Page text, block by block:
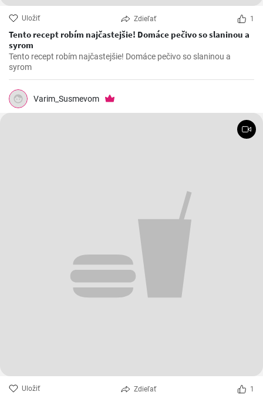
Uložiť Zdieľať 1
Tento recept robím najčastejšie! Domáce pečivo so slaninou a
syrom
Tento recept robím najčastejšie! Domáce pečivo so slaninou a
syrom
Varim_Susmevom
Uložiť Zdieľať 1